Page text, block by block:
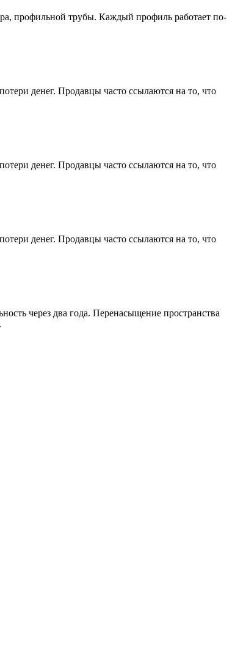
профильной трубы. Каждый профиль работает по-
денег. Продавцы часто ссылаются на то, что
денег. Продавцы часто ссылаются на то, что
денег. Продавцы часто ссылаются на то, что
через два года. Перенасыщение пространства